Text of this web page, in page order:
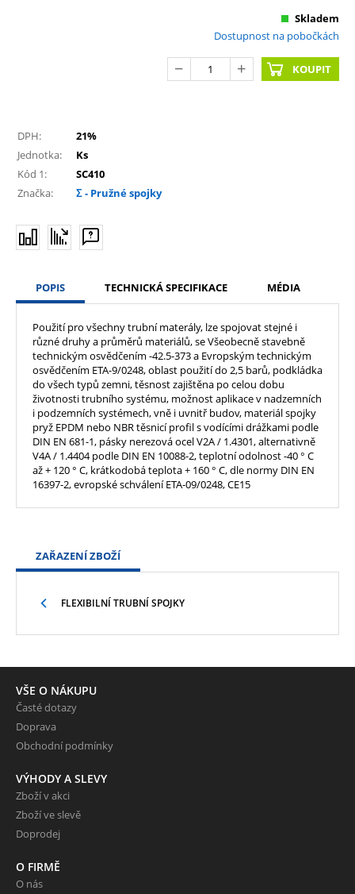
Skladem
Dostupnost na pobočkách
KOUPIT
DPH:
21%
Jednotka:
Ks
Kód 1:
SC410
Značka:
Σ - Pružné spojky
POPIS TECHNICKÁ SPECIFIKACE MÉDIA
Použití pro všechny trubní materály, lze spojovat stejné i
různé druhy a průměrů materiálů, se Všeobecně stavebně
technickým osvědčením -42.5-373 a Evropským technickým
osvědčením ETA-9/0248, oblast použití do 2,5 barů, podkládka
do všech typů zemni, těsnost zajištěna po celou dobu
životnosti trubního systému, možnost aplikace v nadzemních
i podzemních systémech, vně i uvnitř budov, materiál spojky
pryž EPDM nebo NBR těsnicí profil s vodícími drážkami podle
DIN EN 681-1, pásky nerezová ocel V2A / 1.4301, alternativně
V4A / 1.4404 podle DIN EN 10088-2, teplotní odolnost -40 ° C
až + 120 ° C, krátkodobá teplota + 160 ° C, dle normy DIN EN
16397-2, evropské schválení ETA-09/0248, CE15
ZAŘAZENÍ ZBOŽÍ
FLEXIBILNÍ TRUBNÍ SPOJKY
VŠE O NÁKUPU
Časté dotazy
Doprava
Obchodní podmínky
VÝHODY A SLEVY
Zboží v akci
Zboží ve slevě
Doprodej
O FIRMĚ
O nás